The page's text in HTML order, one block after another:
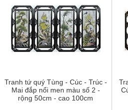
Tranh tứ quý Tùng - Cúc - Trúc -
Mai đắp nổi men màu số 2 -
rộng 50cm - cao 100cm